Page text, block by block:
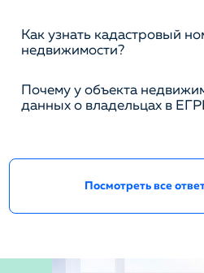
Как узнать кадастровый
недвижимости?
Почему у объекта
данных о владельцах в
Посмотреть все